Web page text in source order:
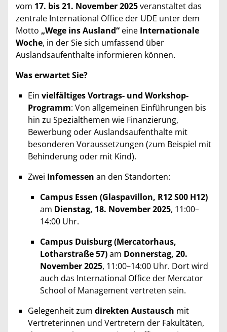
vom 17. bis 21. November 2025veranstaltet das
zentrale International Office der UDE unter dem
Motto „Wege ins Ausland“ eine Internationale
Woche, in der Sie sich umfassend über
Auslandsaufenthalte informieren können.
Was erwartet Sie?
Ein vielfältiges Vortrags- und Workshop-
Programm: Von allgemeinen Einführungen bis
hin zu Spezialthemen wie Finanzierung,
Bewerbung oder Auslandsaufenthalte mit
besonderen Voraussetzungen (zum Beispiel mit
Behinderung oder mit Kind).
Zwei Infomessen an den Standorten:
Campus Essen (Glaspavillon, R12 S00 H12)
am Dienstag, 18. November 2025, 11:00–
14:00 Uhr.
Campus Duisburg (Mercatorhaus,
Lotharstraße 57)am Donnerstag, 20.
November 2025, 11:00–14:00 Uhr. Dort wird
auch das International Office der Mercator
School of Management vertreten sein.
Gelegenheit zum direkten Austausch mit
Vertreterinnen und Vertretern der Fakultäten,